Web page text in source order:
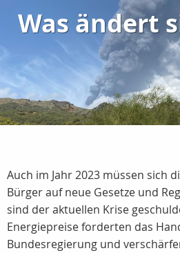
Was ändert
Auch im Jahr 2023 müssen sich
Bürger auf neue Gesetze und
sind der aktuellen Krise
Energiepreise forderten das
Bundesregierung und